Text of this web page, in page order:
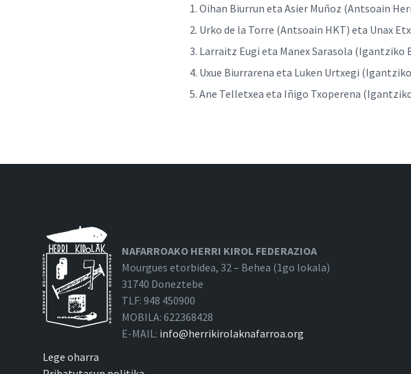
Oihan Biurrun eta Asier Muñoz
Urko de la Torre (Antsoain HKT) eta
Larraitz Eugi eta Manex Sarasola
Uxue Biurrarena eta Luken Urtxegi
Ane Telletxea eta Iñigo Txoperena
NAFARROAKO HERRI KIROL FEDERAZIOA
Mourgues etorbidea, 32 – Behea (1go lokala)
31740 Doneztebe
TLF: 948 450900
MOBILA: 622368428
E-MAIL: info@herrikirolaknafarroa.org
Lege oharra